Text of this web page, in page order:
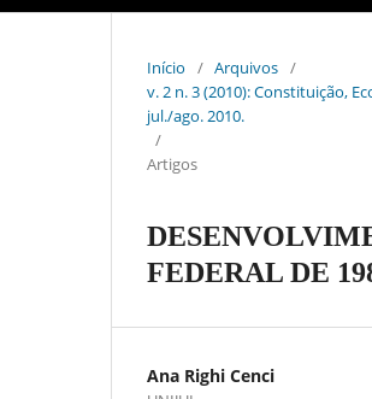
Início / Arquivos /
v. 2 n. 3 (2010): Constituição,
jul./ago. 2010.
/
Artigos
FEDERAL DE
Ana Righi Cenci